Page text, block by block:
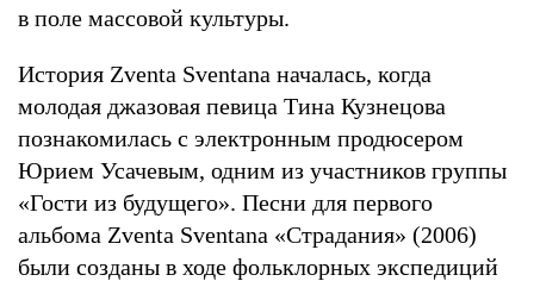
в поле массовой культуры.
История Zventa Sventana началась, когда
молодая джазовая певица Тина Кузнецова
познакомилась с электронным продюсером
Юрием Усачевым, одним из участников группы
«Гости из будущего». Песни для первого
альбома Zventa Sventana «Страдания» (2006)
были созданы в ходе фольклорных экспедиций